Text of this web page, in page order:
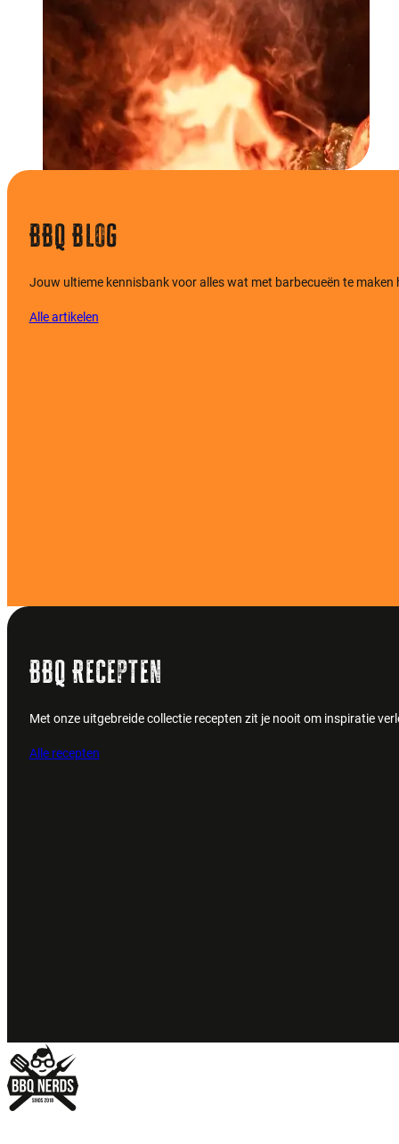
BBQ Blog
Jouw ultieme kennisbank voor alles wat met barbecueën te
Alle artikelen
BBQ Recepten
Met onze uitgebreide collectie recepten zit je nooit om inspiratie
Alle recepten